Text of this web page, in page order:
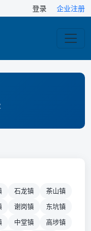
登录 企业注册
石龙镇
茶山镇
谢岗镇
东坑镇
中堂镇
高埗镇